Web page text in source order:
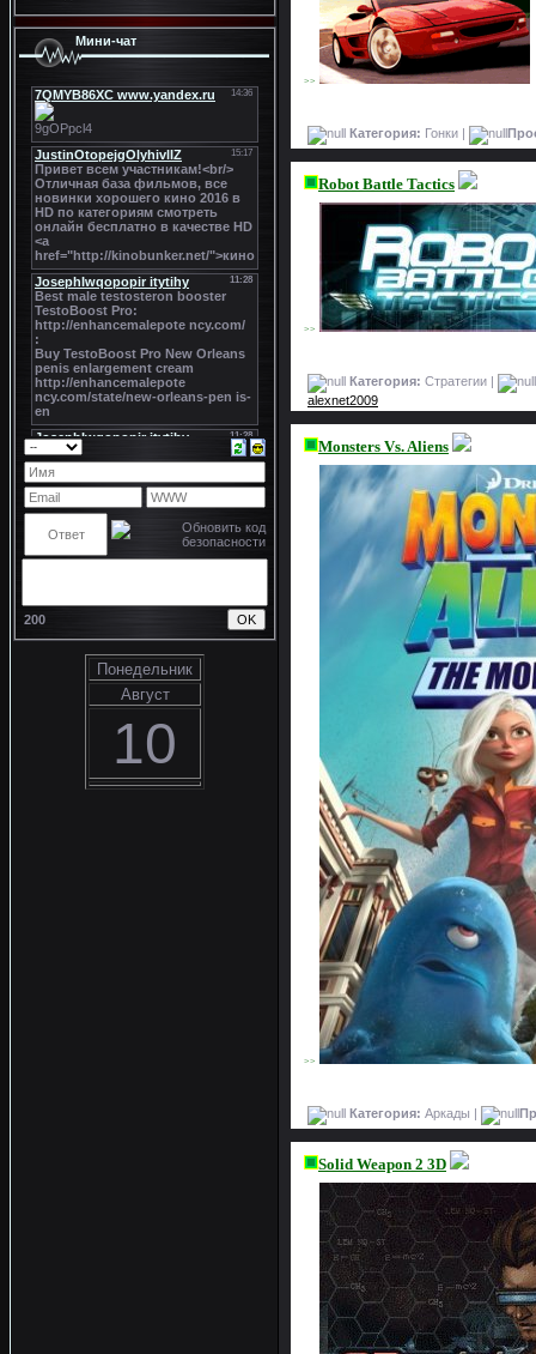
Мини-чат
200
Понедельник
Август
10
>>
Категория: Гонки |
Robot Battle Tactics
>>
Категория: Стратегии |
alexnet2009
Monsters Vs. Aliens
>>
Категория: Аркады |
Solid Weapon 2 3D